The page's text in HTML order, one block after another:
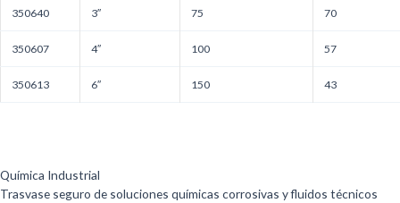
350640 3″ 75 70
350607 4″ 100 57
350613 6″ 150 43
Química Industrial
Trasvase seguro de soluciones químicas corrosivas y fluidos técnicos